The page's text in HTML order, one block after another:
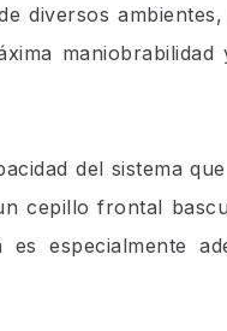
diversos
del sistema
cepillo frontal
especialmente